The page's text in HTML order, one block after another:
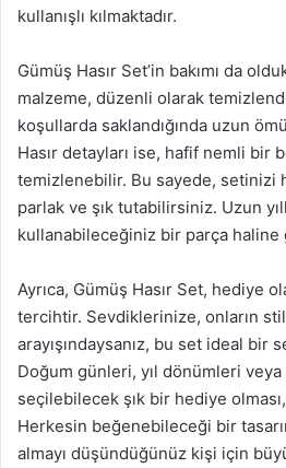
kullanışlı kılmaktadır.
Gümüş Hasır Set’in bakımı da
malzeme, düzenli olarak
koşullarda saklandığında uzun
Hasır detayları ise, hafif nemli bir
temizlenebilir. Bu sayede, setinizi
parlak ve şık tutabilirsiniz. Uzun
kullanabileceğiniz bir parça haline
Ayrıca, Gümüş Hasır Set, hediye
tercihtir. Sevdiklerinize, onların
arayışındaysanız, bu set ideal bir
Doğum günleri, yıl dönümleri
seçilebilecek şık bir hediye
Herkesin beğenebileceği bir
almayı düşündüğünüz kişi için